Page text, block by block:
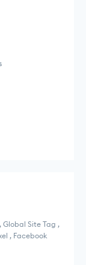
Global Site Tag ,
, Facebook